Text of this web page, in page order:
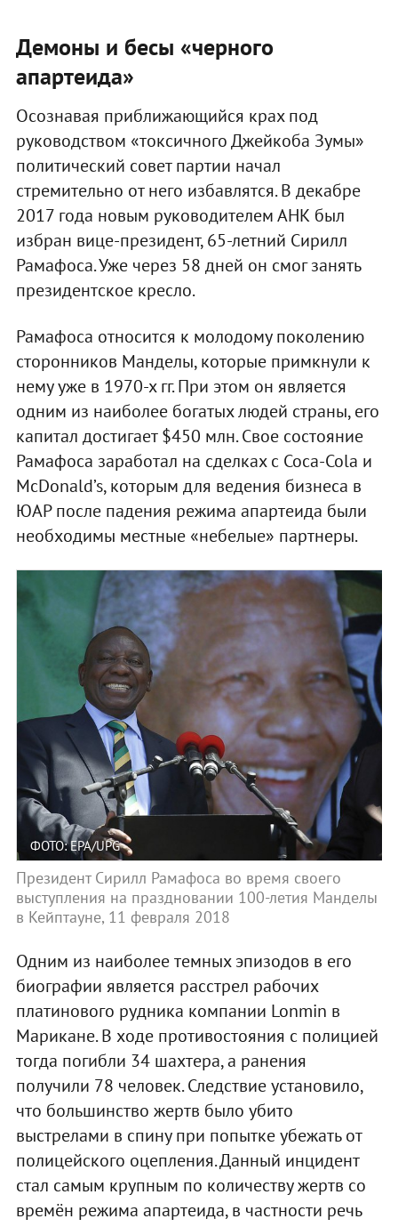
Демоны и бесы «черного
апартеида»
Осознавая приближающийся крах под
руководством «токсичного Джейкоба Зумы»
политический совет партии начал
стремительно от него избавлятся. В декабре
2017 года новым руководителем АНК был
избран вице-президент, 65-летний Сирилл
Рамафоса. Уже через 58 дней он смог занять
президентское кресло.
Рамафоса относится к молодому поколению
сторонников Манделы, которые примкнули к
нему уже в 1970-х гг. При этом он является
одним из наиболее богатых людей страны, его
капитал достигает $450 млн. Свое состояние
Рамафоса заработал на сделках с Coca-Cola и
McDonald’s, которым для ведения бизнеса в
ЮАР после падения режима апартеида были
необходимы местные «небелые» партнеры.
ФОТО: EPA/UPG
Президент Cирилл Рамафоса во время своего
выступления на праздновании 100-летия Манделы
в Кейптауне, 11 февраля 2018
Одним из наиболее темных эпизодов в его
биографии является расстрел рабочих
платинового рудника компании Lonmin в
Марикане. В ходе противостояния с полицией
тогда погибли 34 шахтера, а ранения
получили 78 человек. Следствие установило,
что большинство жертв было убито
выстрелами в спину при попытке убежать от
полицейского оцепления. Данный инцидент
стал самым крупным по количеству жертв со
времён режима апартеида, в частности речь